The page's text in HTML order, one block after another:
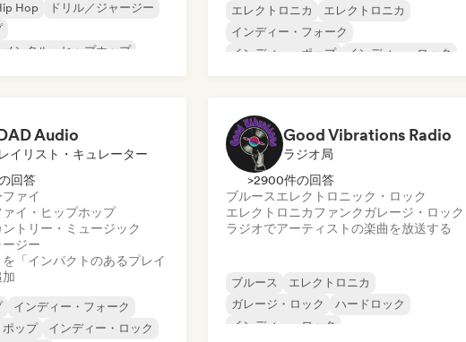
Hop
ドリル／ジャージー
メンタル・ヒップホップ
ァイ・ヒップホップ
エレクトロニカ
エレクトロニカ
インディー・フォーク
インディー・ポップ
インディー・ロック
ック
Audio
イリスト・キュレーター
回答
ァイ
イ・ヒップホップ
ントリー・ミュージック
ージー
「インパクトのあるプレイ
加
インディー・フォーク
ポップ
インディー・ロック
Good Vibrations Radio
ラジオ局
>2900件の回答
ブルースエレクトロニック・ロック
エレクトロニカファンクガレージ・ロック
ラジオでアーティストの楽曲を放送する
ブルース
エレクトロニカ
ガレージ・ロック
ハードロック
インディー・ロック